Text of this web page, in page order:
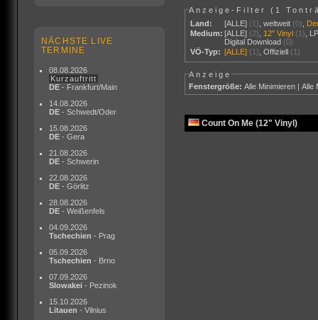
NÄCHSTE LIVE
TERMINE
08.08.2026
Kurzauftritt
DE - Frankfurt/Main
14.08.2026
DE - Schwedt/Oder
15.08.2026
DE - Gera
21.08.2026
DE - Schwerin
22.08.2026
DE - Görlitz
28.08.2026
DE - Weißenfels
04.09.2026
Tschechien - Prag
05.09.2026
Tschechien - Brno
07.09.2026
Slowakei - Pezinok
15.10.2026
Litauen - Vilnius
Anzeige-Filter ( 1
Land:
[ALLE] (1) ,weltweit (0)
Medium: [ALLE] (2) 12" Vinyl (1)
Digital Download (0)
VÖ-Typ: [ALLE] (1) ,Offiziell (1)
Anzeige
Fenstergröße: Alle Minimieren |Alle
Count On Me (12" Vinyl)